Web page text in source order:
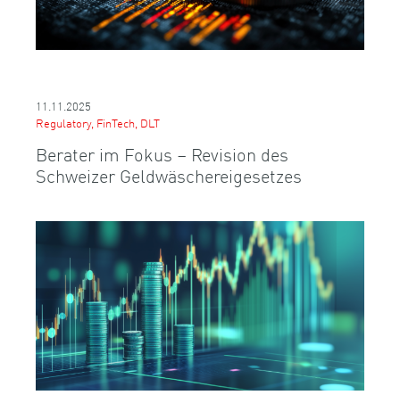
11.11.2025
Regulatory, FinTech, DLT
Berater im Fokus – Revision des
Schweizer Geldwäschereigesetzes